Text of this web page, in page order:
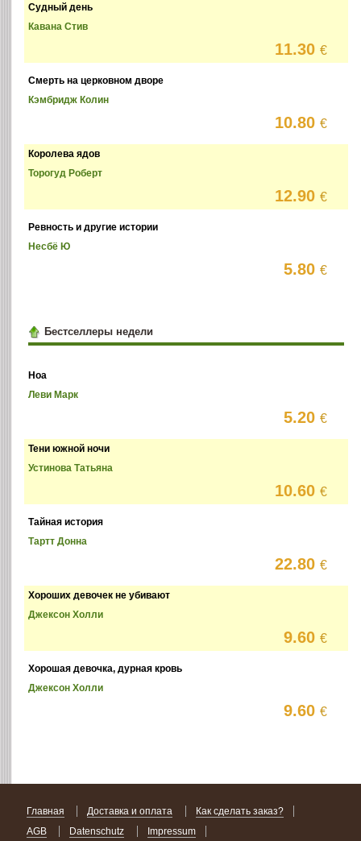
Судный день
Кавана Стив
11.30€
Смерть на церковном дворе
Кэмбридж Колин
10.80€
Королева ядов
Торогуд Роберт
12.90€
Ревность и другие истории
Несбё Ю
5.80€
Бестселлеры недели
Ноа
Леви Марк
5.20€
Тени южной ночи
Устинова Татьяна
10.60€
Тайная история
Тартт Донна
22.80€
Хороших девочек не убивают
Джексон Холли
9.60€
Хорошая девочка, дурная кровь
Джексон Холли
9.60€
Главная Доставка и оплата
Как сделать заказ?
AGB
Datenschutz Impressum